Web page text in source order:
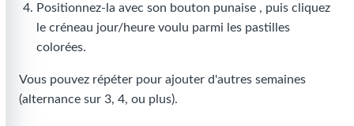
Positionnez-la avec son bouton punaise , puis cliquez
le créneau jour/heure voulu parmi les pastilles
colorées.
Vous pouvez répéter pour ajouter d'autres semaines
(alternance sur 3, 4, ou plus).